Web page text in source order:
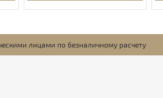
лицами по безналичному расчету